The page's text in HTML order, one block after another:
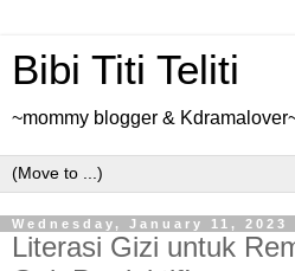
Bibi Titi Teliti
~mommy blogger &
Wednesday, January 11, 2023
Literasi Gizi untuk